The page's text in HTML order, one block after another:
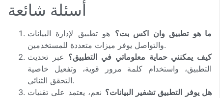
أسئلة شائعة
ما هو تطبيق وان اكس بت؟ هو تطبيق لإدارة البيانات
والتواصل يوفر ميزات متعددة للمستخدمين.
كيف يمكنني حماية معلوماتي في التطبيق؟ عبر تحديث
التطبيق، واستخدام كلمة مرور قوية، وتفعيل خاصية
التحقق الثنائي.
هل يوفر التطبيق تشفير البيانات؟ نعم، يعتمد على تقنيات